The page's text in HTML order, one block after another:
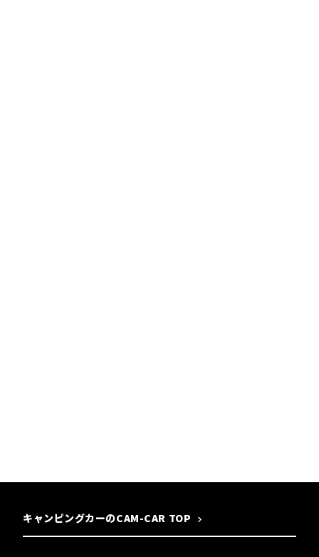
キャンピングカーのCAM-CAR TOP